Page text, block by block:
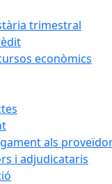
trimestral
econòmics
als
i adjudicataris